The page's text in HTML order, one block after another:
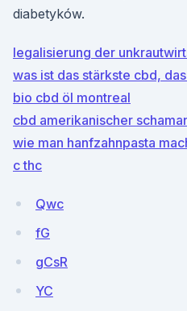
diabetyków.
legalisierung der
was ist das stärkste cbd,
bio cbd öl montreal
cbd amerikanischer
wie man hanfzahnpasta
c thc
Qwc
fG
gCsR
YC